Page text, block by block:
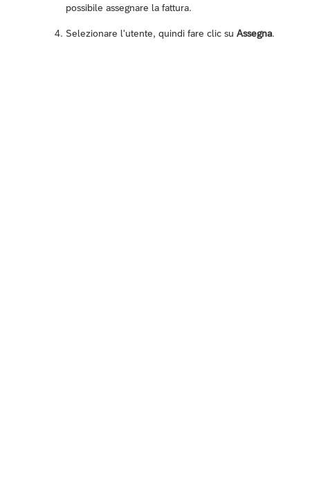
possibile assegnare la fattura.
Selezionare l'utente, quindi fare clic su Assegna.